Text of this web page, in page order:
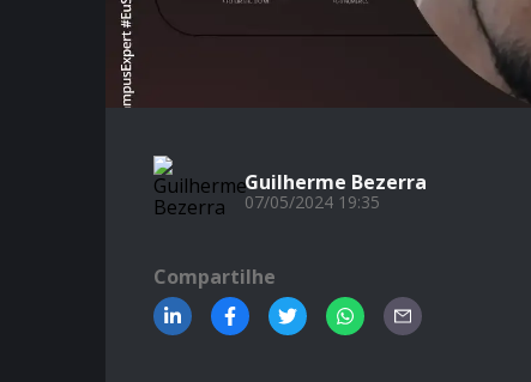
Guilherme Bezerra
07/05/2024 19:35
Compartilhe